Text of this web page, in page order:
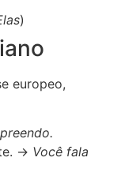
)
europeo,
→ Você fala